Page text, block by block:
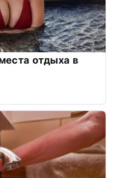
отдыха в